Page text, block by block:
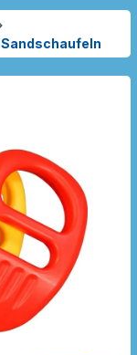
Sandschaufeln